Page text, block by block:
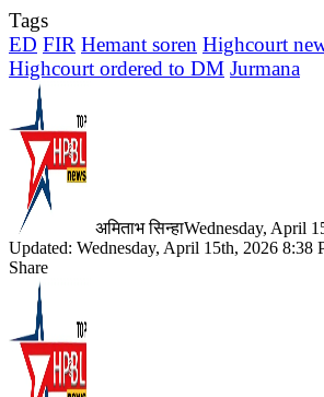
Tags
ED FIR Hemant soren Highcourt
Highcourt ordered to DM Jurmana
अमिताभ सिन्हाWednesday, April
Updated: Wednesday, April 15th, 2026 8:38
Share
Facebook
LinkedIn
Pinterest
WhatsApp
Telegram